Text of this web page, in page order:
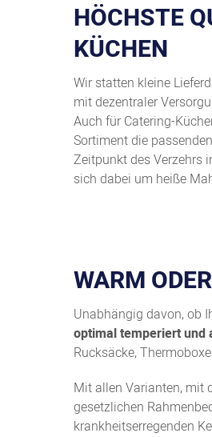
HÖCHSTE
ÜCHEN
Wir statten kleine
mit dezentraler
Auch für Catering-
Sortiment die
Zeitpunkt des Verzehrs
sich dabei um heiße
WARM
Unabhängig davon, ob
optimal temperiert und
Rucksäcke,
Mit allen Varianten, mit
gesetzlichen
krankheitserregenden